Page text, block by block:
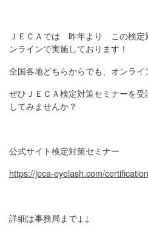
ＪＥＣＡでは 昨年より この検
ンラインで実施しております！
全国各地どちらからでも、オンライ
ぜひＪＥＣＡ検定対策セミナーを
してみませんか？
公式サイト検定対策セミナー
https://jeca-eyelash.com/
詳細は事務局まで↓↓